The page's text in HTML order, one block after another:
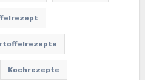
Kochrezepte